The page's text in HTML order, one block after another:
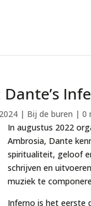
| Bij de buren |0
In augustus 2022
Ambrosia, Dante
spiritualiteit, geloof
schrijven en
muziek te
Inferno is het eerste